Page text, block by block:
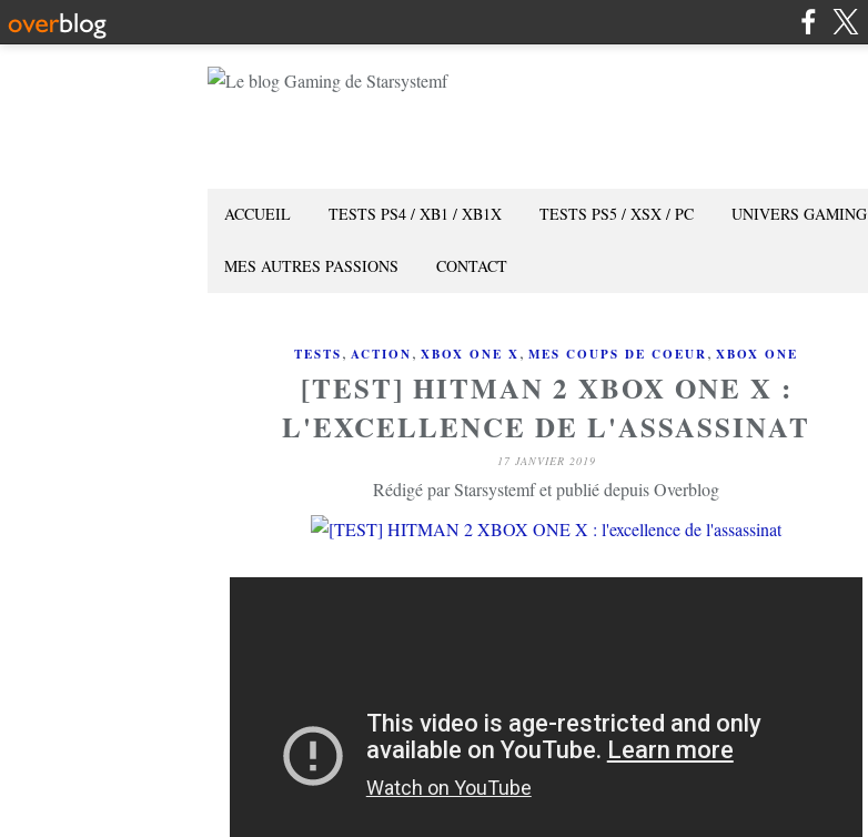
ACCUEIL TESTS PS4 / XB1 / XB1X TESTS PS5 / XSX / PC UNIVERS GAMING
MES AUTRES PASSIONS CONTACT
TESTS, ACTION, XBOX ONE X, MES COUPS DE COEUR, XBOX ONE
[TEST] HITMAN 2 XBOX ONE X :
L'EXCELLENCE DE L'ASSASSINAT
17 JANVIER 2019
Rédigé par Starsystemf et publié depuis Overblog